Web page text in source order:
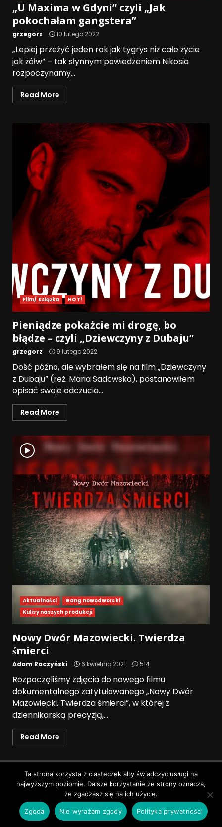
„U Maxima w Gdyni” czyli „Jak
pokochałam gangstera”
grzegorz 10 lutego 2022
„Lepiej przeżyć jeden rok jak tygrys niż całe życie
jak żółw” – tak słynnym powiedzeniem Nikosia
rozpoczynamy...
Read More
Film/ Książka HOT!
Pieniądze pokażcie mi drogę, bo
błądze – czyli „Dziewczyny z Dubaju”
grzegorz 9 lutego 2022
Dość późno, ale wybrałem się na film „Dziewczyny
z Dubaju” (reż. Maria Sadowska), postanowiłem
opisać swoje odczucia...
Read More
Aktualności
Gang nowodworski
Kulisy naszych produkcji
Nowy Dwór Mazowiecki. Twierdza
śmierci
Adam Raczyński 6 kwietnia 2021 514
Rozpoczęliśmy zdjęcia do nowego filmu
dokumentalnego zatytułowanego „Nowy Dwór
Mazowiecki. Twierdza śmierci”, w której z
dziennikarską precyzją,...
Read More
Polityka prywatności
Wszystkie prawa zastrzeżone © Pruszków News
DarkNewsby AF themes.
Ta strona korzysta z ciasteczek aby świadczyć usługi na
najwyższym poziomie. Dalsze korzystanie ze strony oznacza,
że zgadzasz się na ich użycie.
Zgoda Nie wyrażam zgody Polityka prywatności